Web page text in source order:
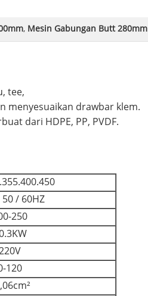
, Mesin Gabungan Butt 280mm
tee,
menyesuaikan drawbar klem.
dari HDPE, PP, PVDF.
50 / 60HZ
250
120